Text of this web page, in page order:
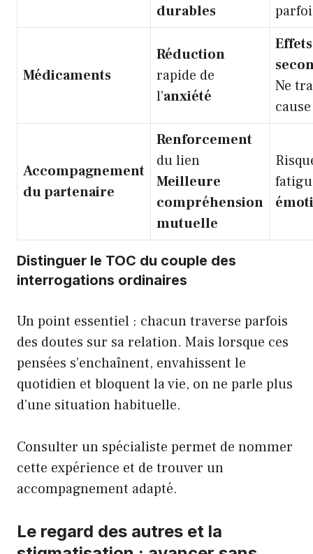
durables
Médicaments
Réduction
rapide de
l’anxiété
Effets
Ne
Accompagnement
du partenaire
Renforcement
du lien
Meilleure
compréhension
mutuelle
Distinguer le TOC du couple des
interrogations ordinaires
Un point essentiel : chacun traverse parfois
des doutes sur sa relation. Mais lorsque ces
pensées s’enchaînent, envahissent le
quotidien et bloquent la vie, on ne parle plus
d’une situation habituelle.
Consulter un spécialiste permet de nommer
cette expérience et de trouver un
accompagnement adapté.
Le regard des autres et la